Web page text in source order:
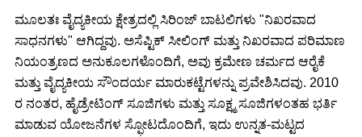
ಮೂಲತಃ ವೈದ್ಯಕೀಯ ಕ್ಷೇತ್ರದಲ್ಲಿ ಸಿರಿಂಜ್ ಬಾಟಲಿಗಳು "ನಿಖರವಾದ
ಸಾಧನಗಳು" ಆಗಿದ್ದವು. ಅಸೆಪ್ಟಿಕ್ ಸೀಲಿಂಗ್ ಮತ್ತು ನಿಖರವಾದ ಪರಿಮಾಣ
ನಿಯಂತ್ರಣದ ಅನುಕೂಲಗಳೊಂದಿಗೆ, ಅವು ಕ್ರಮೇಣ ಚರ್ಮದ ಆರೈಕೆ
ಮತ್ತು ವೈದ್ಯಕೀಯ ಸೌಂದರ್ಯ ಮಾರುಕಟ್ಟೆಗಳನ್ನು ಪ್ರವೇಶಿಸಿದವು. 2010
ರ ನಂತರ, ಹೈಡ್ರೇಟಿಂಗ್ ಸೂಜಿಗಳು ಮತ್ತು ಸೂಕ್ಷ್ಮ ಸೂಜಿಗಳಂತಹ ಭರ್ತಿ
ಮಾಡುವ ಯೋಜನೆಗಳ ಸ್ಫೋಟದೊಂದಿಗೆ, ಇದು ಉನ್ನತ-ಮಟ್ಟದ